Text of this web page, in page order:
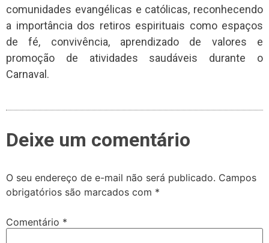
comunidades evangélicas e católicas, reconhecendo
a importância dos retiros espirituais como espaços
de fé, convivência, aprendizado de valores e
promoção de atividades saudáveis durante o
Carnaval.
Deixe um comentário
O seu endereço de e-mail não será publicado. Campos
obrigatórios são marcados com *
Comentário *